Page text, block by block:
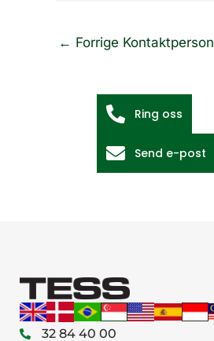
← Forrige Kontaktperson
32 84 40 00
Ring oss
Send e-post